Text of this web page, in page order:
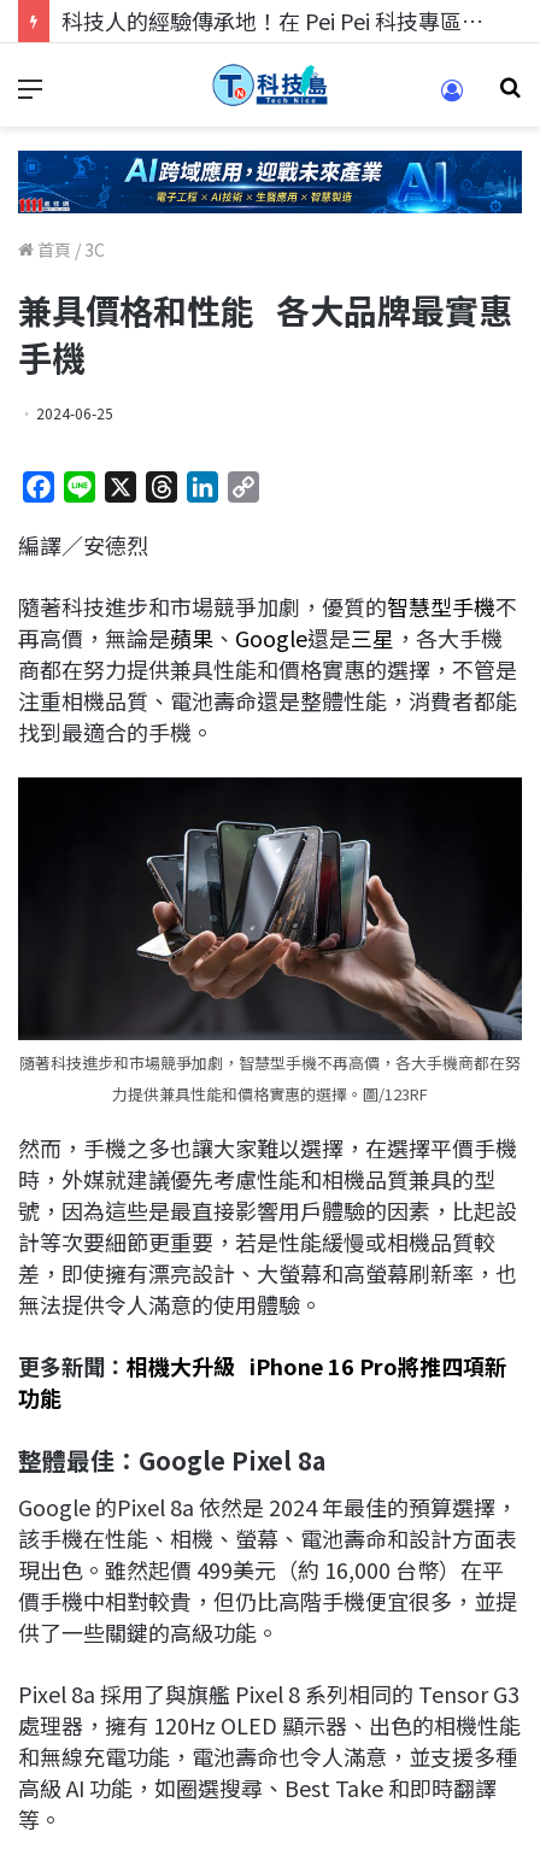
科技人找工作，就到TECH+ 科技專區!
首頁 / 3C
兼具價格和性能 各大品牌最實惠
手機
2024-06-25
c
b
o
o
k
n
a
d
s
e
d
I
n
L
i
n
k
編譯／安德烈
隨著科技進步和市場競爭加劇，優質的智慧型手機不
再高價，無論是蘋果 、 Google還是三星 ，各大手機
商都在努力提供兼具性能和價格實惠的選擇，不管是
注重相機品質、電池壽命還是整體性能，消費者都能
找到最適合的手機。
隨著科技進步和市場競爭加劇，智慧型手機不再高價，各大手機商都在努
力提供兼具性能和價格實惠的選擇。圖/123RF
然而，手機之多也讓大家難以選擇，在選擇平價手機
時，外媒就建議優先考慮性能和相機品質兼具的型
號，因為這些是最直接影響用戶體驗的因素，比起設
計等次要細節更重要，若是性能緩慢或相機品質較
差，即使擁有漂亮設計、大螢幕和高螢幕刷新率，也
無法提供令人滿意的使用體驗。
更多新聞： 相機大升級 iPhone 16 Pro將推四項新
功能
整體最佳：Google Pixel 8a
Google 的Pixel 8a 依然是 2024 年最佳的預算選擇，
該手機在性能、相機、螢幕、電池壽命和設計方面表
現出色。雖然起價 499美元（約 16,000 台幣）在平
價手機中相對較貴，但仍比高階手機便宜很多，並提
供了一些關鍵的高級功能。
Pixel 8a 採用了與旗艦 Pixel 8 系列相同的 Tensor G3
處理器，擁有 120Hz OLED 顯示器、出色的相機性能
和無線充電功能，電池壽命也令人滿意，並支援多種
高級 AI 功能，如圈選搜尋、Best Take 和即時翻譯
等。